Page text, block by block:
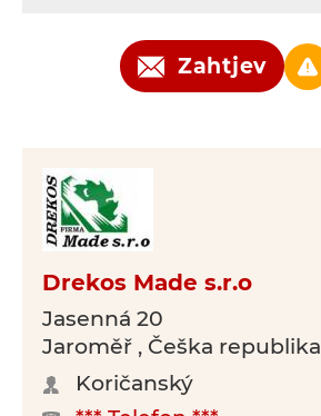
Zahtjev
Drekos Made s.r.o
Jasenná 20
Jaroměř , Češka republika
Koričanský